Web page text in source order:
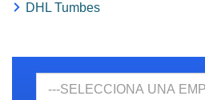
DHL Tumbes